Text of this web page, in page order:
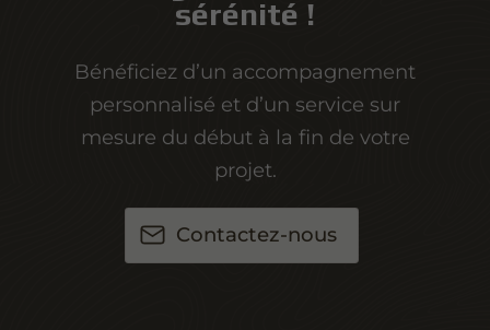
sérénité !
Bénéficiez d’un accompagnement
personnalisé et d’un service sur
mesure du début à la fin de votre
projet.
Contactez-nous